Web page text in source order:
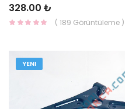
328.00 ₺
( 189 Görüntüleme )
YENI